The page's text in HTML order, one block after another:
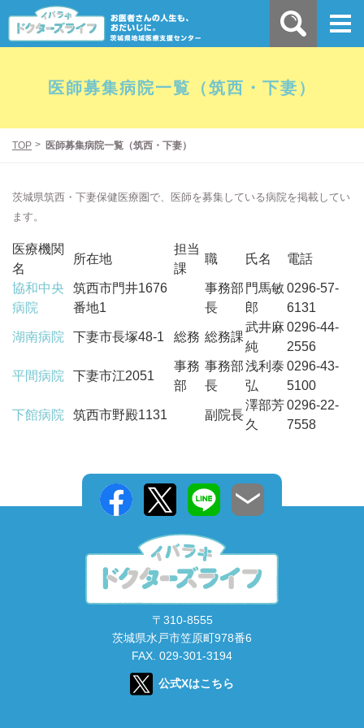
医師募集病院一覧（筑西・下妻）
TOP 医師募集病院一覧（筑西・下妻）
茨城県筑西・下妻保健医療圏で、医師を募集している病院を掲載してい
ます。
医療機関
名
所在地
担当
課
職 氏名 電話
協和中央
病院
筑西市門井1676
番地1
事務部
長
門馬敏
郎
0296-57-
6131
湖南病院 下妻市長塚48-1 総務 総務課
武井麻
純
0296-44-
2556
平間病院 下妻市江2051
事務
部
事務部
長
浅利泰
弘
0296-43-
5100
下館病院 筑西市野殿1131 副院長
澤部芳
久
0296-22-
7558
〒310-8555
茨城県水戸市笠原町978番6
FAX. 029-301-3194
公式Xはこちら